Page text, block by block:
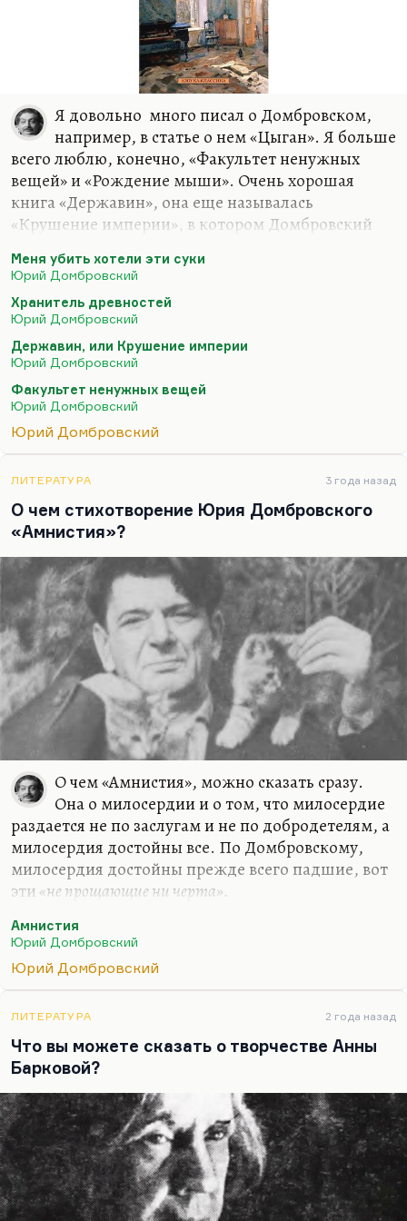
Я довольно много писал о Домбровском,
например, в статье о нем «Цыган». Я больше
всего люблю, конечно, «Факультет ненужных
вещей» и «Рождение мыши». Очень хорошая
книга «Державин», она еще называлась
«Крушение империи», в котором Домбровский
стилистике допросов, о переполненных тюрьмах,
о ночных вызовах, об арестах; о том, как люди
вынуждены придумывать сами себе
преступления, а потом сами себя оговаривать. Все
рассказано под предлогом борьбы с
пугачевщиной. Гениальный роман.
Юрий Домбровский был гениальный человек. А
два его величайших вклада в русскую литературу
суки», апокриф…
Меня убить хотели эти суки
Юрий Домбровский
Хранитель древностей
Юрий Домбровский
Державин, или Крушение империи
Юрий Домбровский
Факультет ненужных вещей
Юрий Домбровский
Юрий Домбровский
ЛИТЕРАТУРА 3 года назад
О чем стихотворение Юрия Домбровского
«Амнистия»?
О чем «Амнистия», можно сказать сразу.
Она о милосердии и о том, что милосердие
раздается не по заслугам и не по добродетелям, а
милосердия достойны все. По Домбровскому,
милосердия достойны прежде всего падшие, вот
эти«не прощающие ни черта».
Там очень неслучайное слово –
двери хрустальные в трансцендентные небеса»
Трансцендентности – внежизненной, надмирной
кто попробовал в жизни рая и ада. Поэтому эта
трансценденция открывается в лагерях… Я не
думаю, что лагеря – это полезный опыт. Я,
подобно Шаламову, считаю, что это опыт
лишний. Но опыт такого огромного страдания и
такого масштабного…
Амнистия
Юрий Домбровский
Юрий Домбровский
ЛИТЕРАТУРА 2 года назад
Что вы можете сказать о творчестве Анны
Барковой?